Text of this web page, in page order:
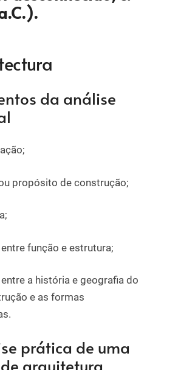
da análise
propósito de construção;
função e estrutura;
a história e geografia do
e as formas
prática de uma
arquitetura